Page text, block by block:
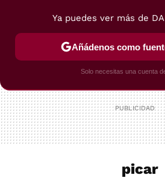
POSTRES VIAJES
picar
Ya puedes ver más de
Añádenos como
Solo necesitas una cuenta